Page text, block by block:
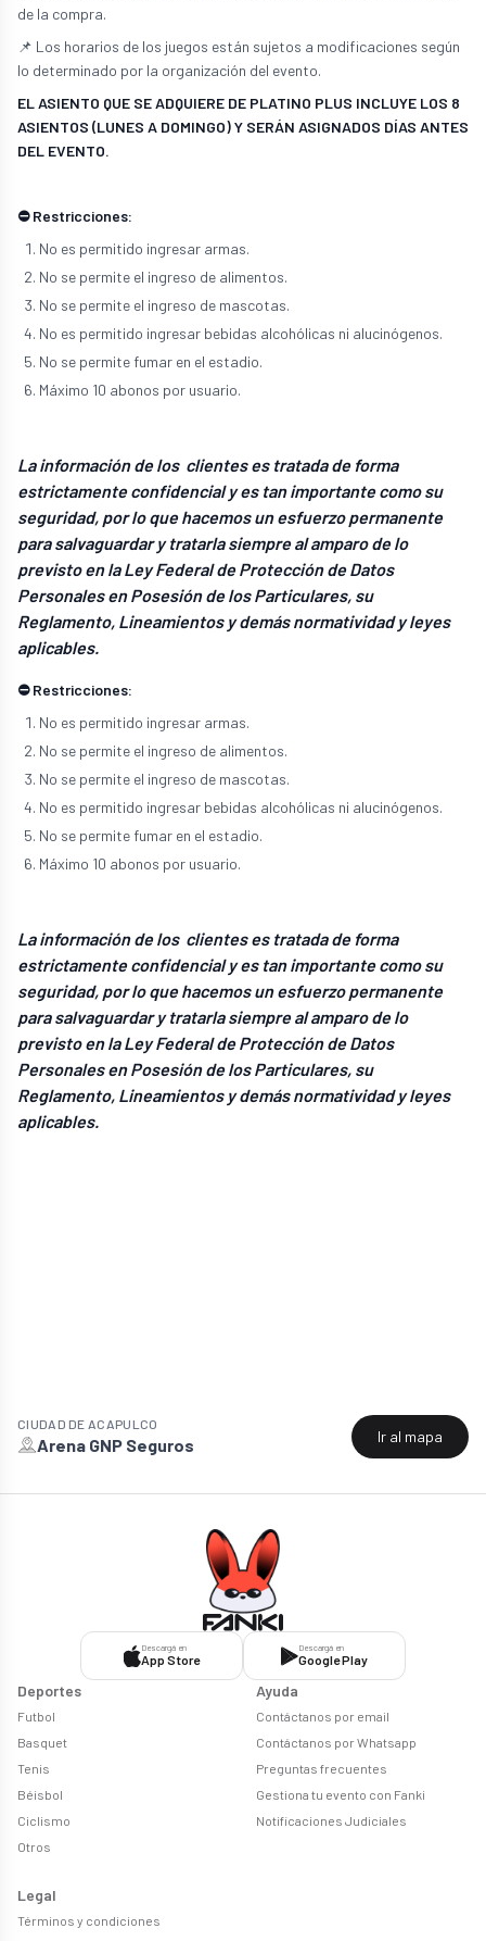
de la compra.
📌 Los horarios de los juegos están sujetos a modificaciones según
lo determinado por la organización del evento.
EL ASIENTO QUE SE ADQUIERE DE PLATINO PLUS INCLUYE LOS 8
ASIENTOS (LUNES A DOMINGO) Y SERÁN ASIGNADOS DÍAS ANTES
DEL EVENTO.
⛔ Restricciones:
No es permitido ingresar armas.
No se permite el ingreso de alimentos.
No se permite el ingreso de mascotas.
No es permitido ingresar bebidas alcohólicas ni alucinógenos.
No se permite fumar en el estadio.
Máximo 10 abonos por usuario.
La información de los clientes es tratada de forma
estrictamente confidencial y es tan importante como su
seguridad, por lo que hacemos un esfuerzo permanente
para salvaguardar y tratarla siempre al amparo de lo
previsto en la Ley Federal de Protección de Datos
Personales en Posesión de los Particulares, su
Reglamento, Lineamientos y demás normatividad y leyes
aplicables.
⛔ Restricciones:
No es permitido ingresar armas.
No se permite el ingreso de alimentos.
No se permite el ingreso de mascotas.
No es permitido ingresar bebidas alcohólicas ni alucinógenos.
No se permite fumar en el estadio.
Máximo 10 abonos por usuario.
La información de los clientes es tratada de forma
estrictamente confidencial y es tan importante como su
seguridad, por lo que hacemos un esfuerzo permanente
para salvaguardar y tratarla siempre al amparo de lo
previsto en la Ley Federal de Protección de Datos
Personales en Posesión de los Particulares, su
Reglamento, Lineamientos y demás normatividad y leyes
aplicables.
CIUDAD DE ACAPULCO
Arena GNP Seguros Ir al mapa
Descargá en
App Store
Descargá en
Google Play
Deportes
Futbol
Basquet
Tenis
Béisbol
Ciclismo
Otros
Ayuda
Contáctanos por email
Contáctanos por Whatsapp
Preguntas frecuentes
Gestiona tu evento con Fanki
Notificaciones Judiciales
Legal
Términos y condiciones